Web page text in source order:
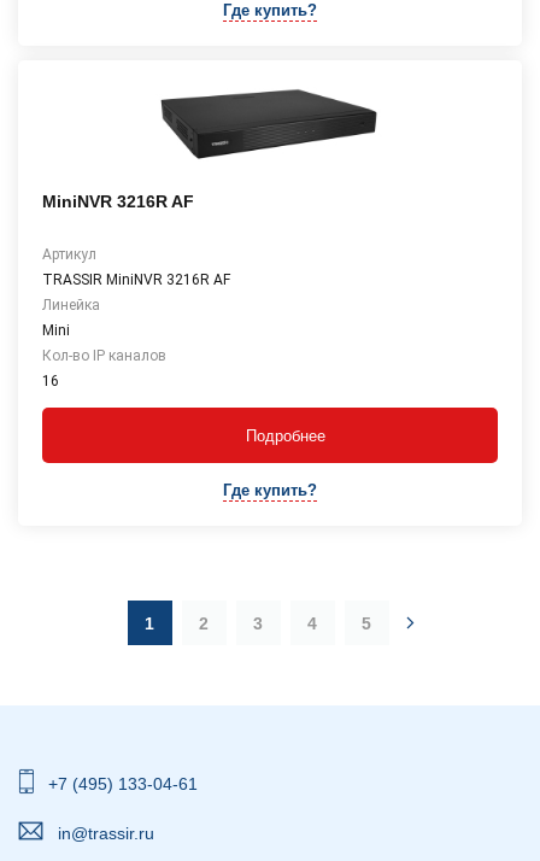
Где купить?
MiniNVR 3216R AF
Артикул
TRASSIR MiniNVR 3216R AF
Линейка
Mini
Кол-во IP каналов
16
Подробнее
Где купить?
1 2 3 4 5
+7 (495) 133-04-61
in@trassir.ru